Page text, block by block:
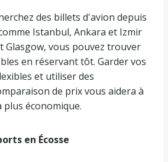
des billets d'avion depuis
Istanbul, Ankara et Izmir
Glasgow, vous pouvez trouver
en réservant tôt. Garder vos
et utiliser des
de prix vous aidera à
économique.
en Écosse